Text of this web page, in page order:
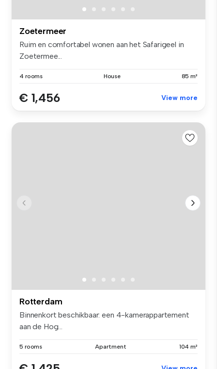
Zoetermeer
Ruim en comfortabel wonen aan het Safarigeel in
Zoetermee...
4 rooms House 85 m²
€ 1,456 View more
Rotterdam
Binnenkort beschikbaar: een 4-kamerappartement
aan de Hog...
5 rooms Apartment 104 m²